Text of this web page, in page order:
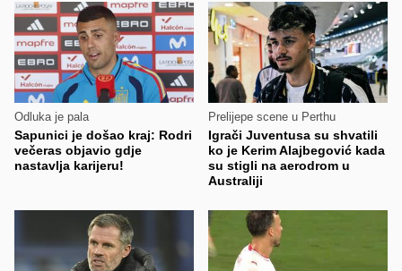
Odluka je pala
Sapunici je došao kraj: Rodri
večeras objavio gdje
nastavlja karijeru!
Prelijepe scene u Perthu
Igrači Juventusa su shvatili
ko je Kerim Alajbegović kada
su stigli na aerodrom u
Australiji